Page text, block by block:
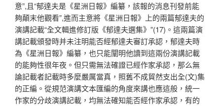
意”,且“郁達夫是《星洲日報》編纂，該報的消息刊發前能
夠顛末他觀看”,進而主意將《星洲日報》上的兩篇郁達夫的
演講記載“全文輯進修訂版《郁達夫選集》”(17)。這兩篇演
講記載頒發時并未注明能否經郁達夫審訂承認，郁達夫時
為《星洲日報》編纂，也只能闡明他讀到這兩份演講記載
的能夠性很年夜。但只需無法確證已經作家承認，那么無
論記載者記載時多麼嚴厲當真，照舊不成貿然支出全(文)集
的正編。從規范演講文本匯編的角度來講也應這般，統一
作家的分歧演講記載，均無法確知能否經作家承認，有的